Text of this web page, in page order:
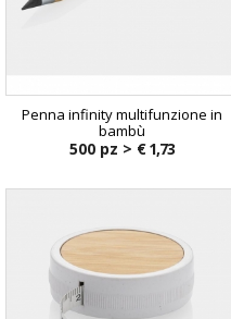
Penna infinity multifunzione in
bambù
500 pz > € 1,73